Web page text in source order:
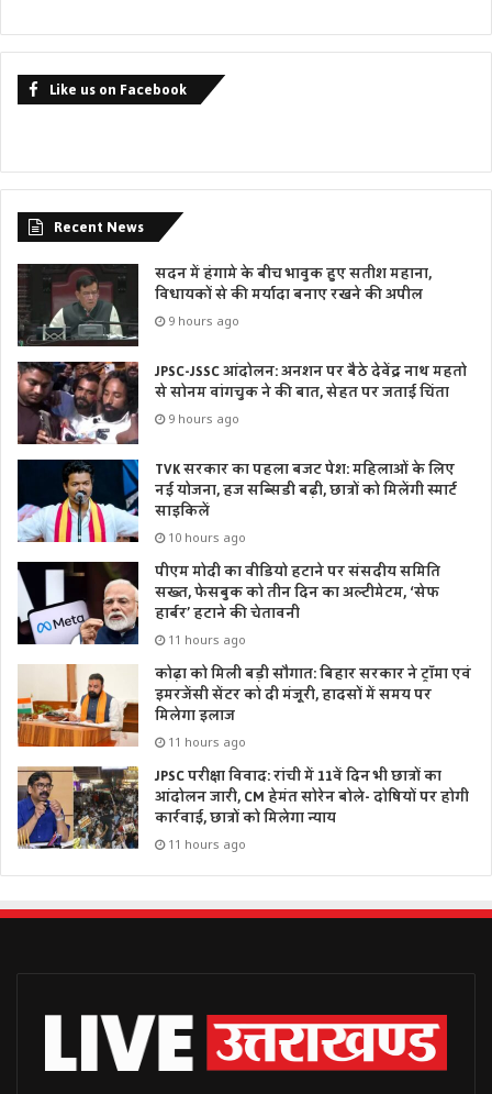
Like us on Facebook
Recent News
सदन में हंगामे के बीच भावुक हुए सतीश महाना,
विधायकों से की मर्यादा बनाए रखने की अपील
9 hours ago
JPSC-JSSC आंदोलन: अनशन पर बैठे देवेंद्र नाथ महतो
से सोनम वांगचुक ने की बात, सेहत पर जताई चिंता
9 hours ago
TVK सरकार का पहला बजट पेश: महिलाओं के लिए
नई योजना, हज सब्सिडी बढ़ी, छात्रों को मिलेंगी स्मार्ट
साइकिलें
10 hours ago
पीएम मोदी का वीडियो हटाने पर संसदीय समिति
सख्त, फेसबुक को तीन दिन का अल्टीमेटम, ‘सेफ
हार्बर’ हटाने की चेतावनी
11 hours ago
कोढ़ा को मिली बड़ी सौगात: बिहार सरकार ने ट्रॉमा एवं
इमरजेंसी सेंटर को दी मंजूरी, हादसों में समय पर
मिलेगा इलाज
11 hours ago
JPSC परीक्षा विवाद: रांची में 11वें दिन भी छात्रों का
आंदोलन जारी, CM हेमंत सोरेन बोले- दोषियों पर होगी
कार्रवाई, छात्रों को मिलेगा न्याय
11 hours ago